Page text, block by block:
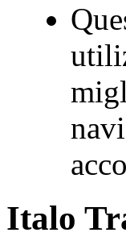
Italo